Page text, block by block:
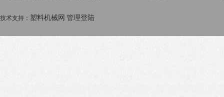
技术支持： 塑料机械网 管理登陆